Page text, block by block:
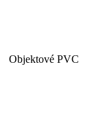
Objektové PVC